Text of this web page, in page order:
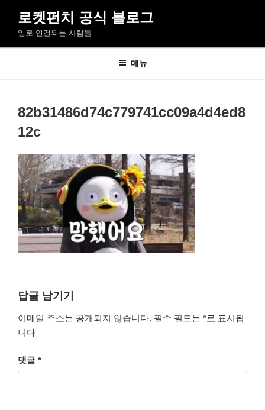
로
로켓펀치 공식 블로그
일로 연결되는 사람들
메뉴
82b31486d74c779741cc09a4d4ed8
12c
답글 남기기
이메일 주소는 공개되지 않습니다. 필수 필드는 *로 표시됩
니다
댓글 *